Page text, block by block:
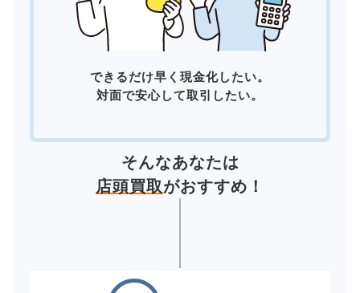
できるだけ早く現金化したい。
対面で安心して取引したい。
そんなあなたは
店頭買取がおすすめ！